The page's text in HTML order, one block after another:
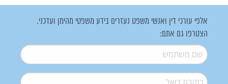
אלפי עורכי דין ואנשי משפט נעזרים בידע משפטי מהימן ועדכני.
הצטרפו גם אתם:
שם משתמש*
דואל*